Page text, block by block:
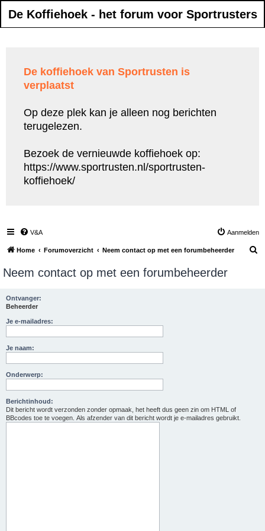
De Koffiehoek - het forum voor Sportrusters
De koffiehoek van Sportrusten is
verplaatst
Op deze plek kan je alleen nog berichten
terugelezen.
Bezoek de vernieuwde koffiehoek op:
https://www.sportrusten.nl/sportrusten-
koffiehoek/
V&A Aanmelden
Home Forumoverzicht Neem contact op met een forumbeheerder
Neem contact op met een forumbeheerder
Ontvanger:
Beheerder
Je e-mailadres:
Je naam:
Onderwerp:
Berichtinhoud:
Dit bericht wordt verzonden zonder opmaak, het heeft dus geen zin om HTML of
BBcodes toe te voegen. Als afzender van dit bericht wordt je e-mailadres gebruikt.